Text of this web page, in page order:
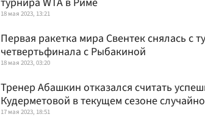
18 мая 2023, 13:21
Первая ракетка мира Свентек снялась с
четвертьфинала с Рыбакиной
18 мая 2023, 03:20
Тренер Абашкин отказался считать
Кудерметовой в текущем сезоне
17 мая 2023, 18:51